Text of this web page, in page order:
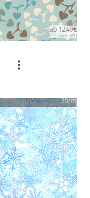
ab 12.49€
(inkl. USt)
20cm